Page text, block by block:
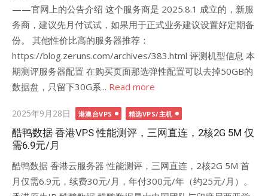
——官网上的公告介绍 这个服务商是 2025.8.1 成立的，新服
务商，建议先月付试试，如果用于正式业务建议设置好定期备
份。 其他性价比高的服务器推荐：
https://blog.zeruns.com/archives/383.html 评测机型信息 本
期测评服务器配置 在购买页面那选弹性配置可以去掉50GB的
数据盘，只留下30G系... Read more
Posted
on
2025年9月28日 港澳台VPS 精选VPS/主机
酷鸭数据 香港VPS 性能测评，三网直连，2核2G 5M 仅
需6.9元/月
酷鸭数据 香港云服务器 性能测评，三网直连，2核2G 5M 首
月仅需6.9元，续费30元/月，年付300元/年（约25元/月）。